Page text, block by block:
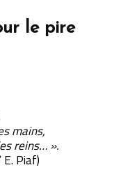
le pire
mains,
reins… ».
Piaf)